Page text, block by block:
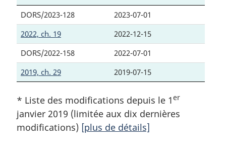
DORS/2023-128
2023-07-01
2022, ch. 19
2022-12-15
DORS/2022-158
2022-07-01
2019, ch. 29
2019-07-15
* Liste des modifications depuis le 1er
janvier 2019 (limitée aux dix dernières
modifications) [plus de détails]